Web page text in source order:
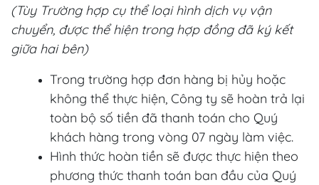
(Tùy Trường hợp cụ thể loại hình dịch vụ vận
chuyển, được thể hiện trong hợp đồng đã ký kết
giữa hai bên)
Trong trường hợp đơn hàng bị hủy hoặc
không thể thực hiện, Công ty sẽ hoàn trả lại
toàn bộ số tiền đã thanh toán cho Quý
khách hàng trong vòng 07 ngày làm việc.
Hình thức hoàn tiền sẽ được thực hiện theo
phương thức thanh toán ban đầu của Quý